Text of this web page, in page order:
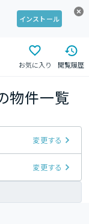
インストール
お気に入り 閲覧履歴
物件一覧
変更する
変更する